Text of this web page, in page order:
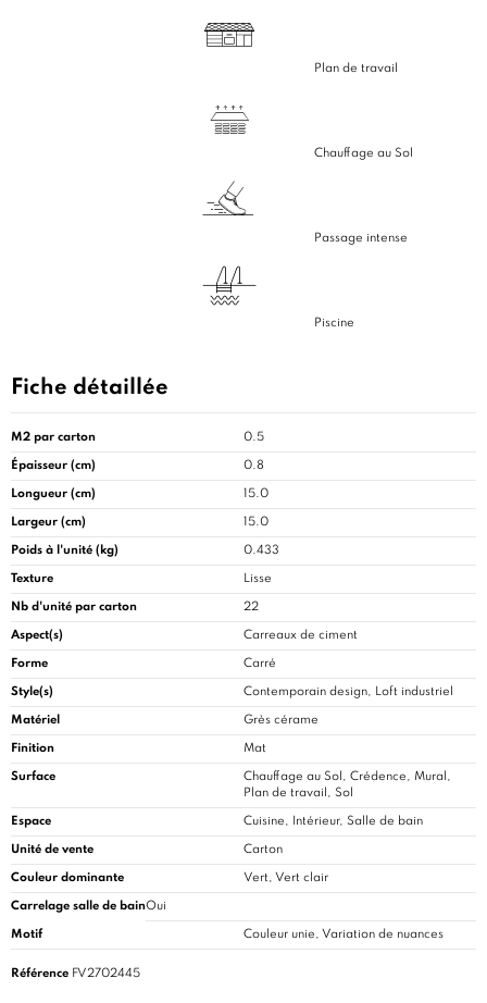
Plan de travail
Chauffage au Sol
Passage intense
Piscine
Fiche détaillée
M2 par carton 0.5
Épaisseur (cm) 0.8
Longueur (cm) 15.0
Largeur (cm) 15.0
Poids à l'unité (kg) 0.433
Texture Lisse
Nb d'unité par carton 22
Aspect(s) Carreaux de ciment
Forme Carré
Style(s) Contemporain design, Loft industriel
Matériel Grès cérame
Finition Mat
Surface
Chauffage au Sol, Crédence, Mural,
Plan de travail, Sol
Espace Cuisine, Intérieur, Salle de bain
Unité de vente Carton
Couleur dominante Vert, Vert clair
Carrelage salle de bainOui
Motif Couleur unie, Variation de nuances
Référence FV2702445